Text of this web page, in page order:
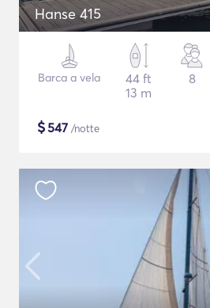
Hanse 415
Barca a vela
44 ft
13 m
8
$547 /notte